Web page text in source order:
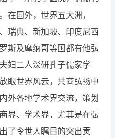
在国外，世界五大洲，
瑞典、新加坡、印度尼西
斯及摩纳哥等国都有他弘
妇二人深研孔子儒家学
眼世界风云，共商弘扬中
外各地学术界交流，策划
界、学术界，尤其是在弘
了令世人瞩目的突出贡